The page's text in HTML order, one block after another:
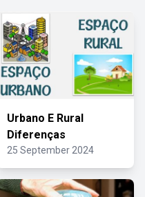
Urbano E Rural
Diferenças
25 September 2024